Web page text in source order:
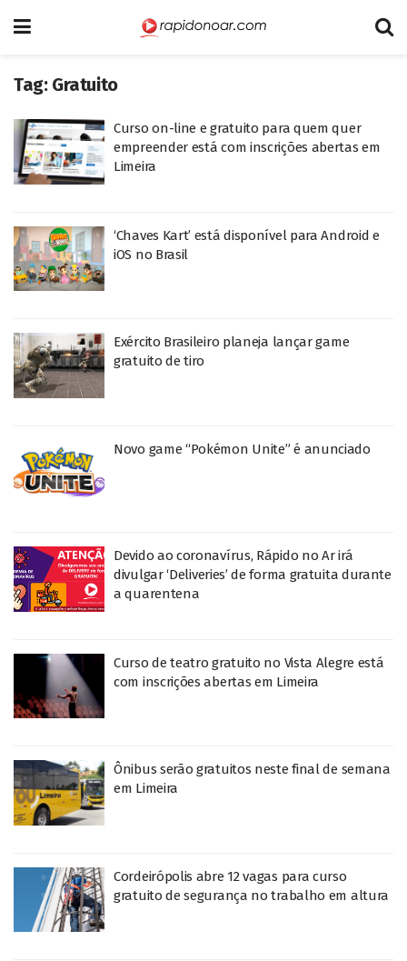
Tag: Gratuito
Curso on-line e gratuito para quem quer
empreender está com inscrições abertas em
Limeira
‘Chaves Kart’ está disponível para Android e
iOS no Brasil
Exército Brasileiro planeja lançar game
gratuito de tiro
Novo game “Pokémon Unite” é anunciado
Devido ao coronavírus, Rápido no Ar irá
divulgar ‘Deliveries’ de forma gratuita durante
a quarentena
Curso de teatro gratuito no Vista Alegre está
com inscrições abertas em Limeira
Ônibus serão gratuitos neste final de semana
em Limeira
Cordeirópolis abre 12 vagas para curso
gratuito de segurança no trabalho em altura